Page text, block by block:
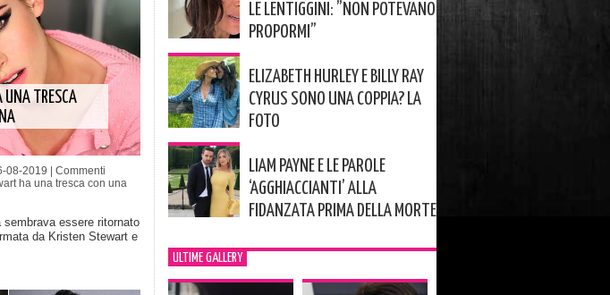
UNA TRESCA
08-2019 | Commenti
ha una tresca con una
sembrava essere ritornato
da Kristen Stewart e
LE LENTIGGINI: ”NON POTEVANO
PROPORMI”
ELIZABETH HURLEY E BILLY RAY
CYRUS SONO UNA COPPIA? LA
FOTO
LIAM PAYNE E LE PAROLE
‘AGGHIACCIANTI’ ALLA
FIDANZATA PRIMA DELLA MORTE
ULTIME GALLERY